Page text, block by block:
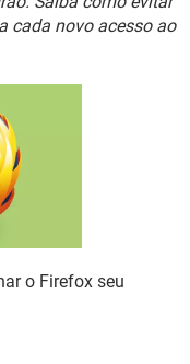
cada novo acesso ao
o Firefox seu